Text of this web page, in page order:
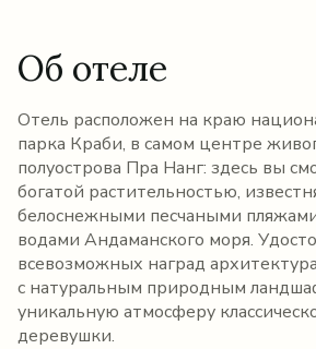
Об отеле
Отель расположен на краю
парка Краби, в самом центре
полуострова Пра Нанг: здесь вы
богатой растительностью,
белоснежными песчаными
водами Андаманского моря.
всевозможных наград
с натуральным природным
уникальную атмосферу
деревушки.